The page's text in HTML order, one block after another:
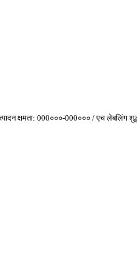
क्षमता: 000०००-000००० / एच लेबलिंग